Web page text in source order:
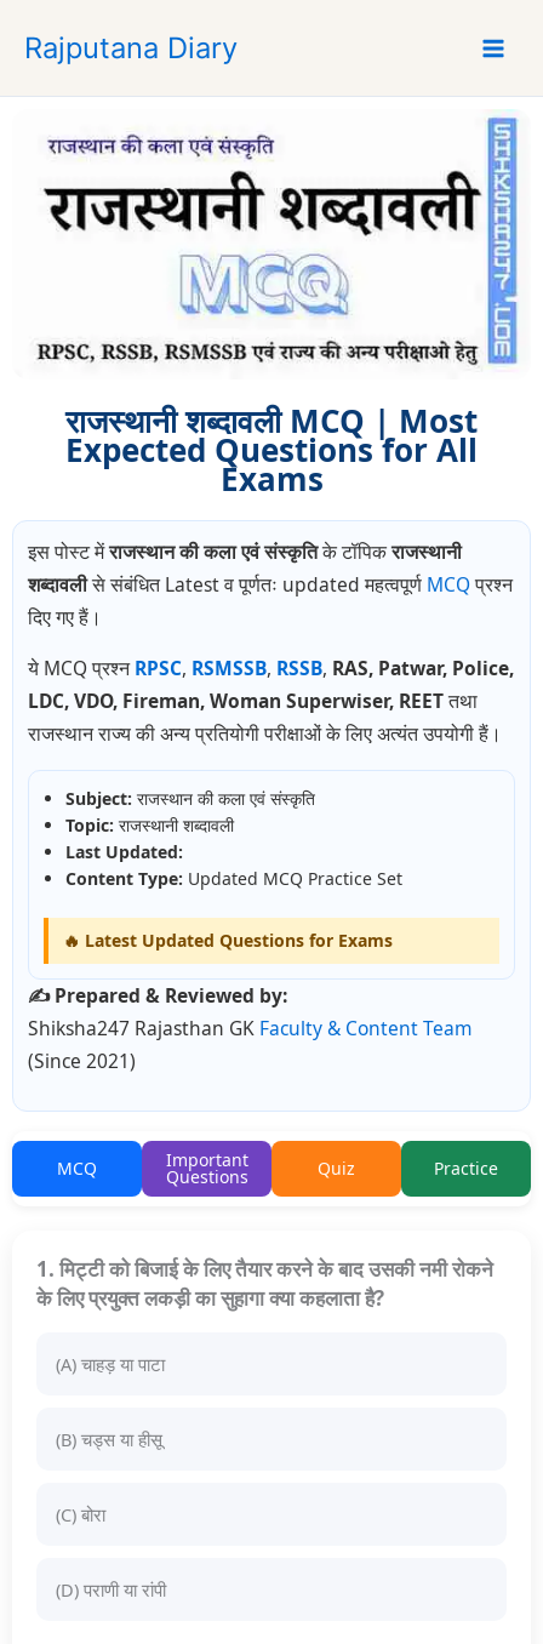
p
Rajputana Diary
राजस्थानी शब्दावली MCQ | Most
Expected Questions for All
Exams
इस पोस्ट मेंराजस्थान की कला एवं संस्कृतिके टॉपिकराजस्थानी
शब्दावलीसे संबंधित Latest व पूर्णतः updated महत्वपूर्ण MCQप्रश्न
दिए गए हैं।
ये MCQ प्रश्नRPSC, RSMSSB, RSSB, RAS, Patwar, Police,
LDC, VDO, Fireman, Woman Superwiser, REETतथा
राजस्थान राज्य की अन्य प्रतियोगी परीक्षाओं के लिए अत्यंत उपयोगी हैं।
Subject: राजस्थान की कला एवं संस्कृति
Topic: राजस्थानी शब्दावली
Last Updated:
Content Type: Updated MCQ Practice Set
🔥 Latest Updated Questions for Exams
✍️ Prepared & Reviewed by:
Shiksha247 Rajasthan GK Faculty & Content Team
(Since 2021)
MCQ Important
Questions Quiz Practice
1. मिट्टी को बिजाई के लिए तैयार करने के बाद उसकी नमी रोकने
के लिए प्रयुक्त लकड़ी का सुहागा क्या कहलाता है?
(A) चाहड़ या पाटा
(B) चड्स या हीसू
(C) बोरा
(D) पराणी या रांपी